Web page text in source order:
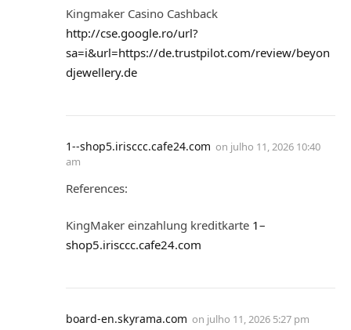
Kingmaker Casino Cashback
http://cse.google.ro/url?
sa=i&url=https://de.trustpilot.com/review/beyon
djewellery.de
1--shop5.irisccc.cafe24.com on julho 11, 2026 10:40
am
References:
KingMaker einzahlung kreditkarte 1–
shop5.irisccc.cafe24.com
board-en.skyrama.com on julho 11, 2026 5:27 pm